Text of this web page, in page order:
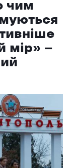
чим
мір» —